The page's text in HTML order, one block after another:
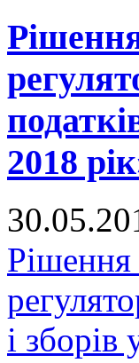
2018
і